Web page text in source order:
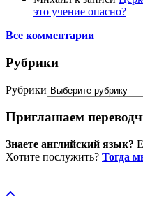
это учение опасно?
Все комментарии
Рубрики
Рубрики
Приглашаем
Знаете английский язык?
Хотите послужить? Тогда